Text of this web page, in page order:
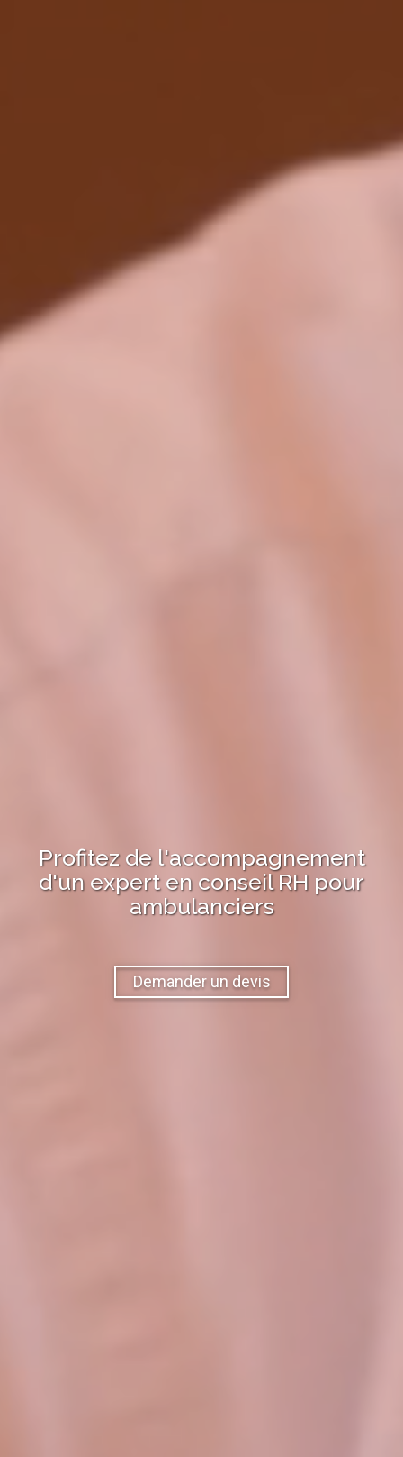
Profitez de l'accompagnement
d'un expert en conseil RH pour
ambulanciers
Demander un devis